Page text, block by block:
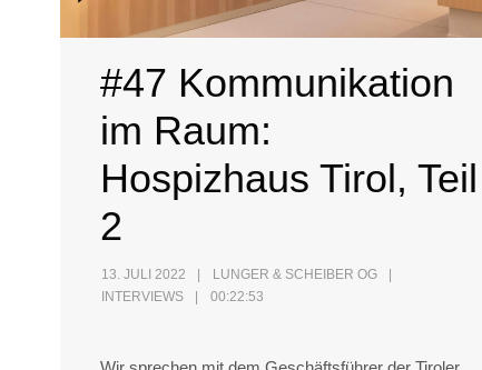
#47 Kommunikation
im Raum:
Hospizhaus Tirol, Teil
2
13. JULI 2022
LUNGER & SCHEIBER OG
INTERVIEWS
00:22:53